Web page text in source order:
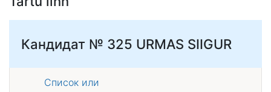
Кандидат № 325 URMAS SIIGUR
Список или